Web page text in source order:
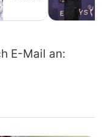
E-Mail an: